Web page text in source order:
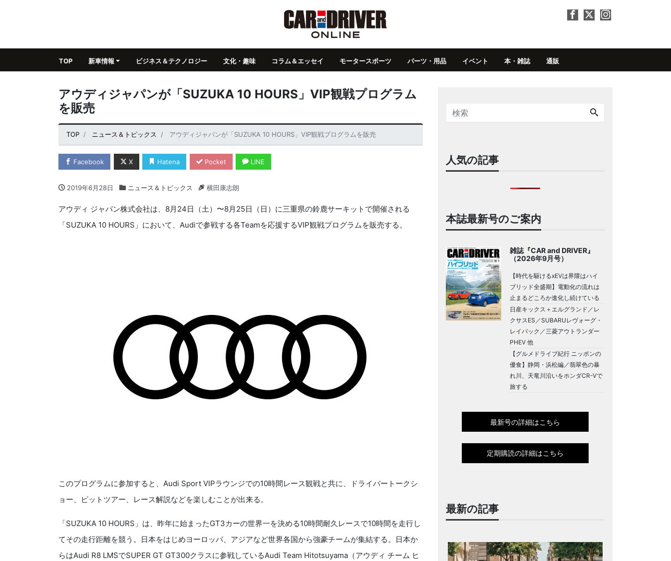
TOP 新車情報 ビジネス＆テクノロジー 文化・趣味 コラム＆エッセイ モータースポーツ パーツ・用品 イベント 本・雑誌 通販
アウディジャパンが「SUZUKA 10 HOURS」VIP観戦プログラム
を販売
TOP ニュース＆トピックス アウディジャパンが「SUZUKA 10 HOURS」VIP観戦プログラムを販売
Facebook X Hatena Pocket LINE
2019年6月28日 ニュース＆トピックス 横田康志朗
アウディ ジャパン株式会社は、8月24日（土）〜8月25日（日）に三重県の鈴鹿サーキットで開催される
「SUZUKA 10 HOURS」において、Audiで参戦する各Teamを応援するVIP観戦プログラムを販売する。
このプログラムに参加すると、Audi Sport VIPラウンジでの10時間レース観戦と共に、ドライバートークシ
ョー、ピットツアー、レース解説などを楽しむことが出来る。
「SUZUKA 10 HOURS」は、昨年に始まったGT3カーの世界一を決める10時間耐久レースで10時間を走行し
てその走行距離を競う。日本をはじめヨーロッパ、アジアなど世界各国から強豪チームが集結する。日本か
らはAudi R8 LMSでSUPER GT GT300クラスに参戦しているAudi Team Hitotsuyama（アウディ チーム ヒ
人気の記事
本誌最新号のご案内
雑誌『CAR and DRIVER』
（2026年9月号）
【時代を駆けるxEVは界隈はハイ
ブリッド全盛期】電動化の流れは
止まるどころか進化し続けている
日産キックス＋エルグランド／レ
クサスES／SUBARUレヴォーグ・
レイバック／三菱アウトランダー
PHEV 他
【グルメドライブ紀行 ニッポンの
優食】静岡・浜松編／翡翠色の暴
れ川、天竜川沿いをホンダCR-Vで
旅する
最新号の詳細はこちら
定期購読の詳細はこちら
最新の記事